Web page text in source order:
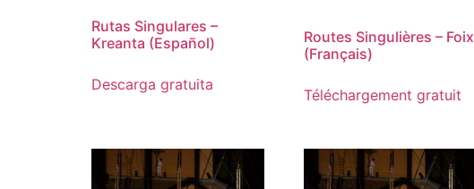
Rutas Singulares –
Kreanta (Español)
Descarga gratuita
Routes Singulières – Foix
(Français)
Téléchargement gratuit